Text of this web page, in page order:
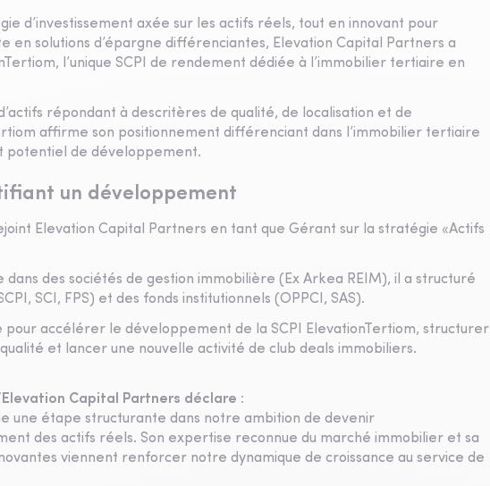
d’investissement axée sur les actifs réels, tout en innovant pour
en solutions d’épargne différenciantes, Elevation Capital Partners a
l’unique SCPI de rendement dédiée à l’immobilier tertiaire en
répondant à descritères de qualité, de localisation et de
affirme son positionnement différenciant dans l’immobilier tertiaire
potentiel de développement.
un développement
Elevation Capital Partners en tant que Gérant sur la stratégie «Actifs
dans des sociétés de gestion immobilière (Ex Arkea REIM), il a structuré
SCI, FPS) et des fonds institutionnels (OPPCI, SAS).
pour accélérer le développement de la SCPI ElevationTertiom, structurer
et lancer une nouvelle activité de club deals immobiliers.
Capital Partners déclare :
une étape structurante dans notre ambition de devenir
des actifs réels. Son expertise reconnue du marché immobilier et sa
viennent renforcer notre dynamique de croissance au service de